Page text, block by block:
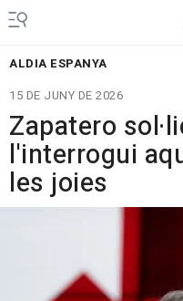
ALDIA ESPANYA
15 DE JUNY DE 2026
Zapatero
l'interrogui
les joies